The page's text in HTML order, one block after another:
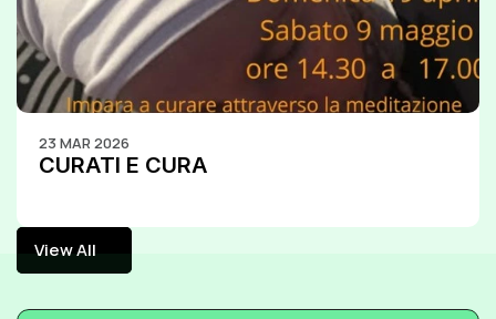
23 MAR 2026
CURATI E CURA
View All
View All